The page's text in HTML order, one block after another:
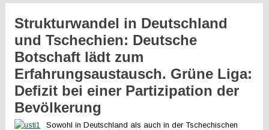
Strukturwandel in Deutschland
und Tschechien: Deutsche
Botschaft lädt zum
Erfahrungsaustausch. Grüne Liga:
Defizit bei einer Partizipation der
Bevölkerung
Sowohl in Deutschland als auch in der Tschechischen